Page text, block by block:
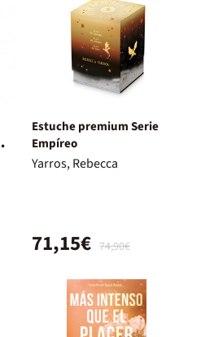
Estuche premium Serie
Empíreo
Yarros, Rebecca
74,90€
71,15€